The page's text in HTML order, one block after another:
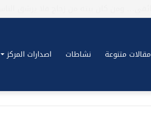
مقالات متنوعة نشاطات اصدارات المركز